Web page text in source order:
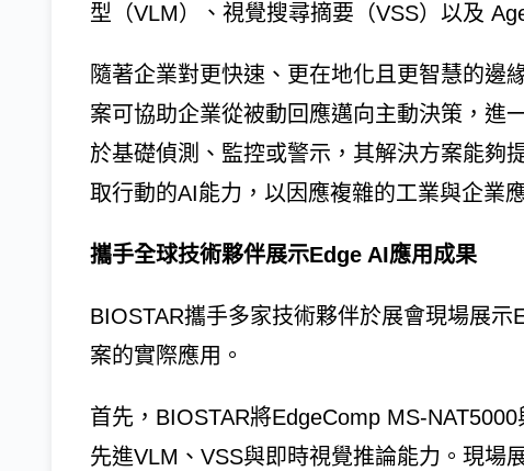
型（VLM）、視覺搜尋摘要（VSS）以及
隨著企業對更快速、更在地化且更智慧的邊
案可協助企業從被動回應邁向主動決策，進
於基礎偵測、監控或警示，其解決方案能夠
取行動的AI能力，以因應複雜的工業與企業
攜手全球技術夥伴展示Edge AI應用成果
BIOSTAR攜手多家技術夥伴於展會現場展
案的實際應用。
首先，BIOSTAR將EdgeComp MS-
先進VLM、VSS與即時視覺推論能力。現場